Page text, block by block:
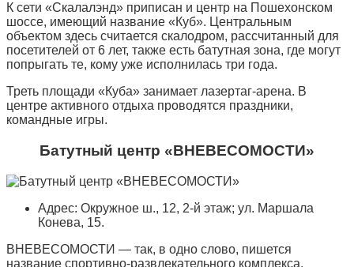
К сети «Скалалэнд» приписан и центр на Пошехонском
шоссе, имеющий название «Куб». Центральным
объектом здесь считается скалодром, рассчитанный для
посетителей от 6 лет, также есть батутная зона, где могут
попрыгать те, кому уже исполнилась три года.
Треть площади «Куба» занимает лазертаг-арена. В
центре активного отдыха проводятся праздники,
командные игры.
Батутный центр «ВНЕВЕСОМОСТИ»
Адрес: Окружное ш., 12, 2-й этаж; ул. Маршала
Конева, 15.
ВНЕВЕСОМОСТИ — так, в одно слово, пишется
название спортивно-развлекательного комплекса,